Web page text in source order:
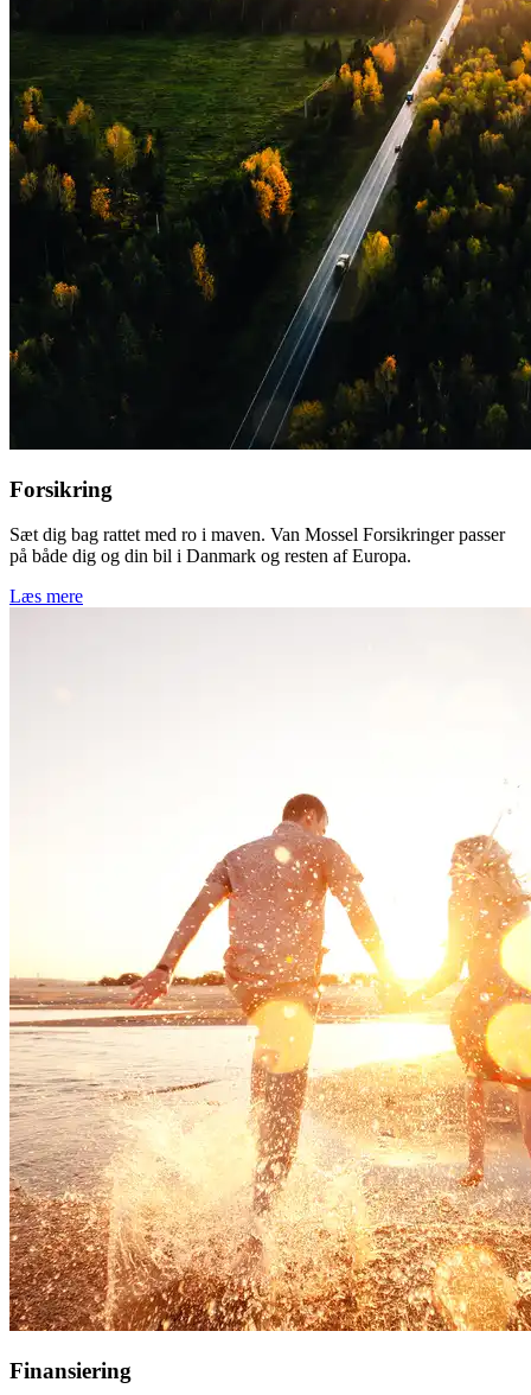
Forsikring
Sæt dig bag rattet med ro i maven. Van Mossel Forsikringer passer
på både dig og din bil i Danmark og resten af Europa.
Læs mere
Finansiering